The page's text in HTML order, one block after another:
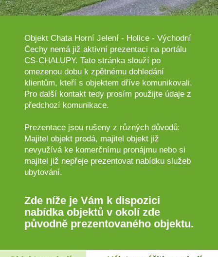
Objekt Chata Horní Jelení - Holice - Východní
Čechy nemá již aktivní prezentaci na portálu
CS-CHALUPY. Tato stránka slouží po
omezenou dobu k zpětnému dohledání
klientům, kteří s objektem dříve komunikovali.
Pro další kontakt tedy prosím použijte údaje z
předchozí komunikace.
Prezentace jsou rušeny z různých důvodů:
Majitel objekt prodá, majitel objekt již
nevyužívá ke komerčnímu pronájmu nebo si
majitel již nepřeje prezentovat nabídku služeb
ubytování.
Zde níže je Vám k dispozici
nabídka objektů v okolí zde
původně prezentovaného objektu.